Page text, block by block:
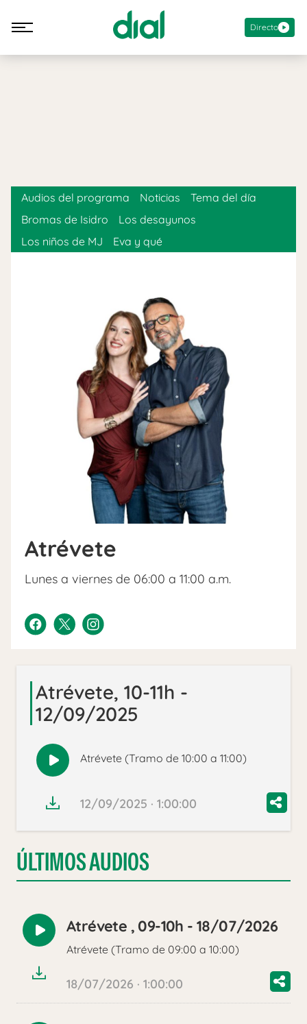
Directo
Atrévete
Lunes a viernes de 06:00 a 11:00 a.m.
Audios del programa Noticias
Tema del día
Bromas de Isidro
Los desayunos
Los niños de MJ
Eva y qué
Atrévete, 10-11h -
12/09/2025
Reproducir
audio
Atrévete (Tramo de 10:00 a 11:00)
12/09/2025 · 1:00:00
ÚLTIMOS AUDIOS
Reproducir
audio
Atrévete , 09-10h - 18/07/2026
Atrévete (Tramo de 09:00 a 10:00)
18/07/2026 · 1:00:00